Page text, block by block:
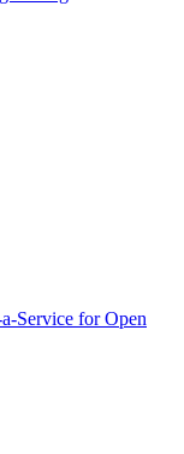
Service for Open